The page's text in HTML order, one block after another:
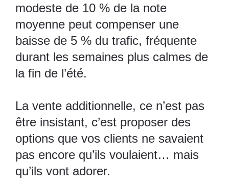
modeste de 10 % de la note
moyenne peut compenser une
baisse de 5 % du trafic, fréquente
durant les semaines plus calmes de
la fin de l’été.
La vente additionnelle, ce n’est pas
être insistant, c’est proposer des
options que vos clients ne savaient
pas encore qu’ils voulaient… mais
qu’ils vont adorer.